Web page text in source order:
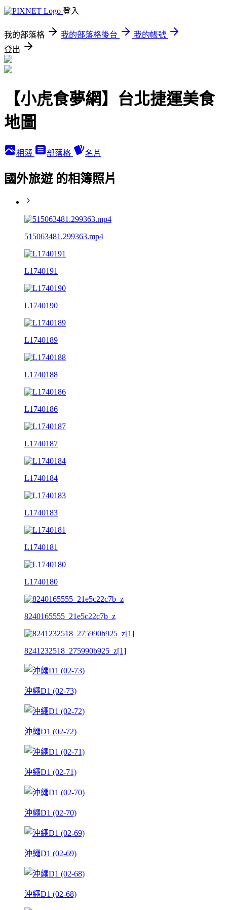
登入
我的部落格 我的部落格後台
我的帳號
登出
【小虎食夢網】台北捷運美食
地圖
相簿 部落格 名片
國外旅遊 的相簿照片
515063481.299363.mp4
L1740191
L1740190
L1740189
L1740188
L1740186
L1740187
L1740184
L1740183
L1740181
L1740180
8240165555_21e5c22c7b_z
8241232518_275990b925_z[1]
沖繩D1 (02-73)
沖繩D1 (02-72)
沖繩D1 (02-71)
沖繩D1 (02-70)
沖繩D1 (02-69)
沖繩D1 (02-68)